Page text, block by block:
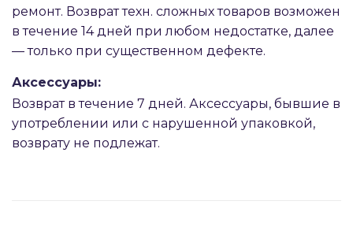
ремонт. Возврат техн. сложных товаров возможен
в течение 14 дней при любом недостатке, далее
— только при существенном дефекте.
Аксессуары:
Возврат в течение 7 дней. Аксессуары, бывшие в
употреблении или с нарушенной упаковкой,
возврату не подлежат.